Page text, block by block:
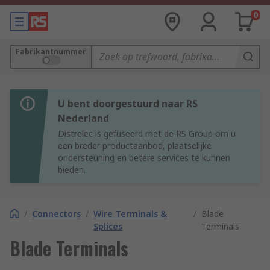
0
Fabrikantnummer
U bent doorgestuurd naar RS
Nederland
Distrelec is gefuseerd met de RS Group om u
een breder productaanbod, plaatselijke
ondersteuning en betere services te kunnen
bieden.
/ Connectors / Wire Terminals &
Splices
/ Blade
Terminals
Blade Terminals